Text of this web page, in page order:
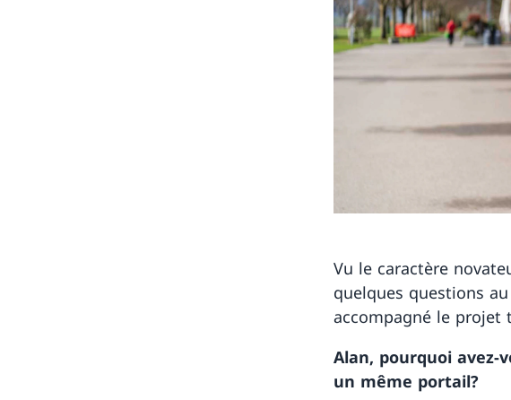
Vu le caractère
quelques questions
accompagné le projet
Alan, pourquoi avez-
un même portail?